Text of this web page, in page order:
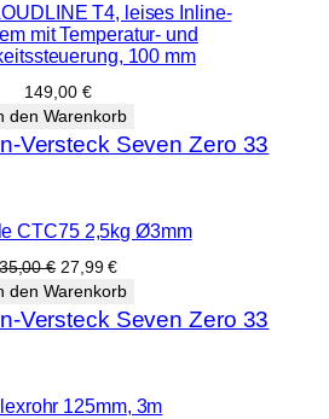
T4, leises Inline-
mit Temperatur- und
100 mm
149,00 €
den Warenkorb
CTC75 2,5kg Ø3mm
€ Ursprünglicher
Preis
war:
35,00 €
27,99€Aktueller
Preis
ist:
27,99 €.
den Warenkorb
125mm, 3m